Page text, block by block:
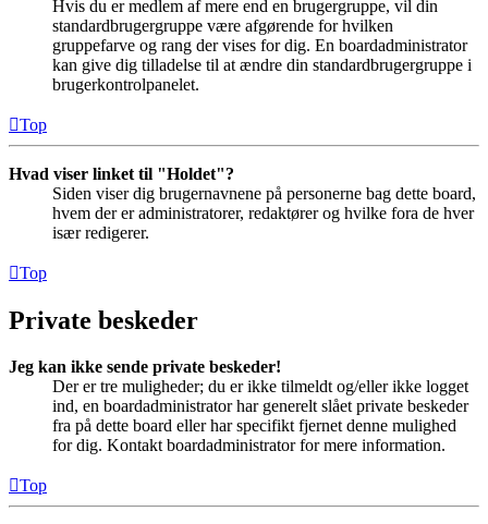
Hvis du er medlem af mere end en brugergruppe, vil din
standardbrugergruppe være afgørende for hvilken
gruppefarve og rang der vises for dig. En boardadministrator
kan give dig tilladelse til at ændre din standardbrugergruppe i
brugerkontrolpanelet.
Top
Hvad viser linket til "Holdet"?
Siden viser dig brugernavnene på personerne bag dette board,
hvem der er administratorer, redaktører og hvilke fora de hver
især redigerer.
Top
Private beskeder
Jeg kan ikke sende private beskeder!
Der er tre muligheder; du er ikke tilmeldt og/eller ikke logget
ind, en boardadministrator har generelt slået private beskeder
fra på dette board eller har specifikt fjernet denne mulighed
for dig. Kontakt boardadministrator for mere information.
Top